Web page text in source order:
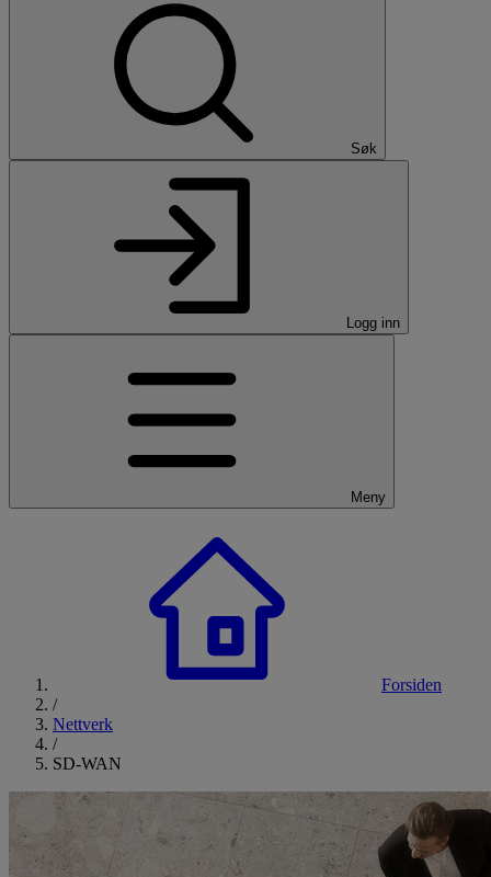
Søk
Logg inn
Meny
Forsiden
/
Nettverk
/
SD-WAN